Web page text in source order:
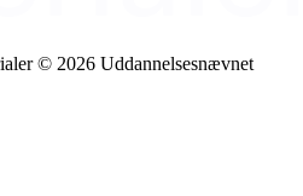
© 2026 Uddannelsesnævnet